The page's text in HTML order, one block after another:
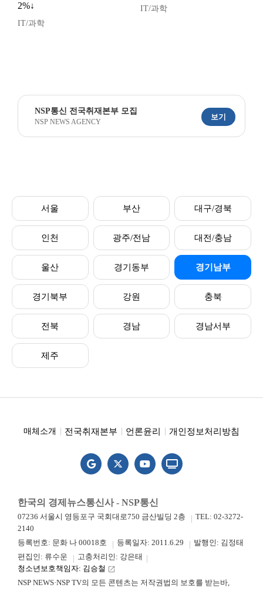
2%↓
IT/과학
IT/과학
NSP통신 전국취재본부 모집
NSP NEWS AGENCY
보기
서울 부산 대구/경북
인천 광주/전남 대전/충남
울산 경기동부 경기남부
경기북부 강원 충북
전북 경남 경남서부
제주
매체소개 전국취재본부 언론윤리 개인정보처리방침
한국의 경제뉴스통신사 - NSP통신
07236 서울시 영등포구 국회대로750 금산빌딩 2층
TEL: 02-3272-
2140
등록번호: 문화 나 00018호
등록일자: 2011.6.29
발행인: 김정태
편집인: 류수운
고충처리인: 강은태
청소년보호책임자: 김승철 launch
NSP NEWS·NSP TV의 모든 콘텐츠는 저작권법의 보호를 받는바,